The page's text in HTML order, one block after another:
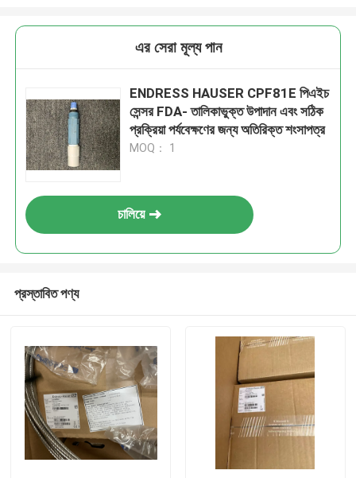
এর সেরা মূল্য পান
ENDRESS HAUSER CPF81E পিএইচ
সেন্সর FDA- তালিকাভুক্ত উপাদান এবং সঠিক
প্রক্রিয়া পর্যবেক্ষণের জন্য অতিরিক্ত শংসাপত্র
MOQ： 1
চালিয়ে
প্রস্তাবিত পণ্য